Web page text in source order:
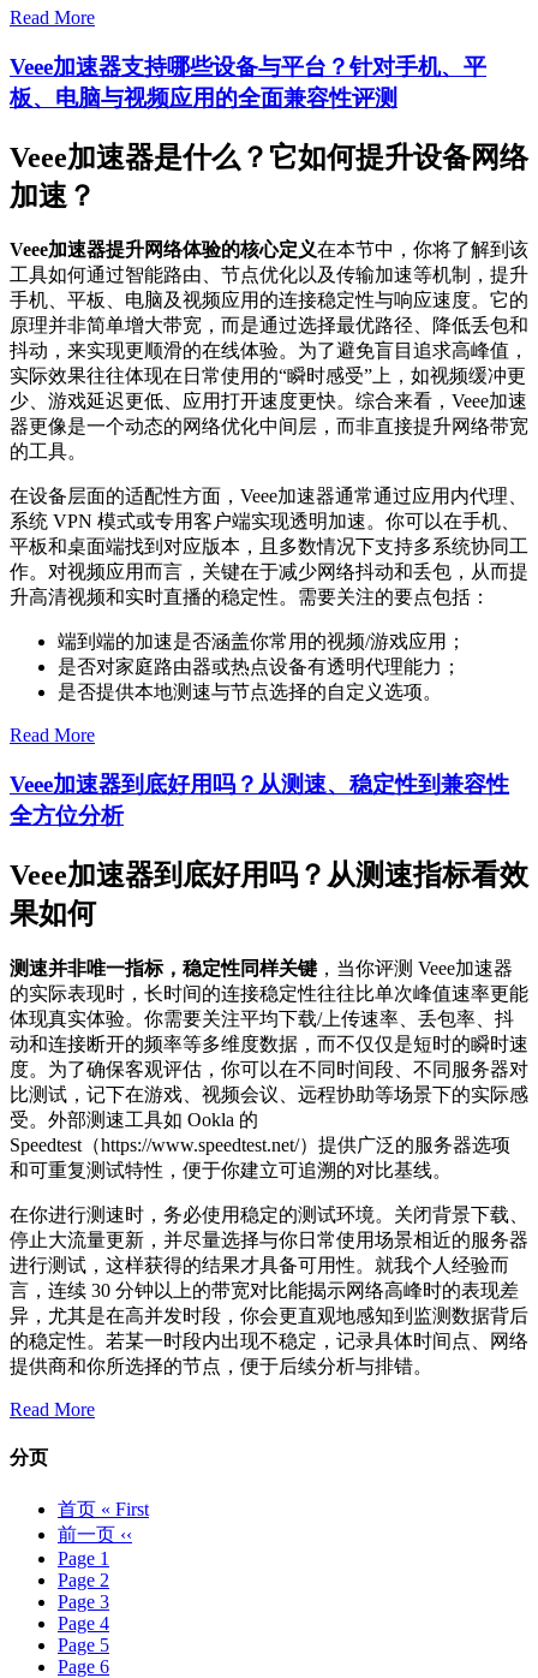
Read More
Veee加速器支持哪些设备与平台？针对手机、平
板、电脑与视频应用的全面兼容性评测
Veee加速器是什么？它如何提升设备网络
加速？
Veee加速器提升网络体验的核心定义在本节中，你将了解到该
工具如何通过智能路由、节点优化以及传输加速等机制，提升
手机、平板、电脑及视频应用的连接稳定性与响应速度。它的
原理并非简单增大带宽，而是通过选择最优路径、降低丢包和
抖动，来实现更顺滑的在线体验。为了避免盲目追求高峰值，
实际效果往往体现在日常使用的“瞬时感受”上，如视频缓冲更
少、游戏延迟更低、应用打开速度更快。综合来看，Veee加速
器更像是一个动态的网络优化中间层，而非直接提升网络带宽
的工具。
在设备层面的适配性方面，Veee加速器通常通过应用内代理、
系统 VPN 模式或专用客户端实现透明加速。你可以在手机、
平板和桌面端找到对应版本，且多数情况下支持多系统协同工
作。对视频应用而言，关键在于减少网络抖动和丢包，从而提
升高清视频和实时直播的稳定性。需要关注的要点包括：
端到端的加速是否涵盖你常用的视频/游戏应用；
是否对家庭路由器或热点设备有透明代理能力；
是否提供本地测速与节点选择的自定义选项。
Read More
Veee加速器到底好用吗？从测速、稳定性到兼容性
全方位分析
Veee加速器到底好用吗？从测速指标看效
果如何
测速并非唯一指标，稳定性同样关键 ，当你评测 Veee加速器
的实际表现时，长时间的连接稳定性往往比单次峰值速率更能
体现真实体验。你需要关注平均下载/上传速率、丢包率、抖
动和连接断开的频率等多维度数据，而不仅仅是短时的瞬时速
度。为了确保客观评估，你可以在不同时间段、不同服务器对
比测试，记下在游戏、视频会议、远程协助等场景下的实际感
受。外部测速工具如 Ookla 的
Speedtest（https://www.speedtest.net/）提供广泛的服务器选项
和可重复测试特性，便于你建立可追溯的对比基线。
在你进行测速时，务必使用稳定的测试环境。关闭背景下载、
停止大流量更新，并尽量选择与你日常使用场景相近的服务器
进行测试，这样获得的结果才具备可用性。就我个人经验而
言，连续 30 分钟以上的带宽对比能揭示网络高峰时的表现差
异，尤其是在高并发时段，你会更直观地感知到监测数据背后
的稳定性。若某一时段内出现不稳定，记录具体时间点、网络
提供商和你所选择的节点，便于后续分析与排错。
Read More
分页
首页 « First
前一页 ‹‹
Page 1
Page 2
Page 3
Page 4
Page 5
Page 6